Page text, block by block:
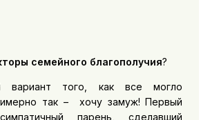
семейного благополучия?
вариант того, как все могло
так – хочу замуж! Первый
парень, сделавший